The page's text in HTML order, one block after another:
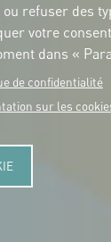
refuser des
votre
dans «
de confidentialité
sur les